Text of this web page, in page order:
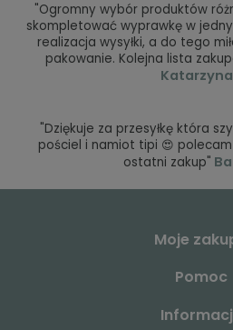
"Ogromny wybór produktów
skompletować wyprawkę w
realizacja wysyłki, a do tego
pakowanie. Kolejna lista
Katarzyna
"Dziękuje za przesyłkę która
pościel i namiot tipi 😍
ostatni zakup"
Moje
Pomoc